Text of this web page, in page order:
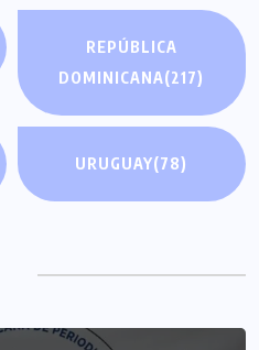
REPÚBLICA
DOMINICANA(217)
URUGUAY(78)